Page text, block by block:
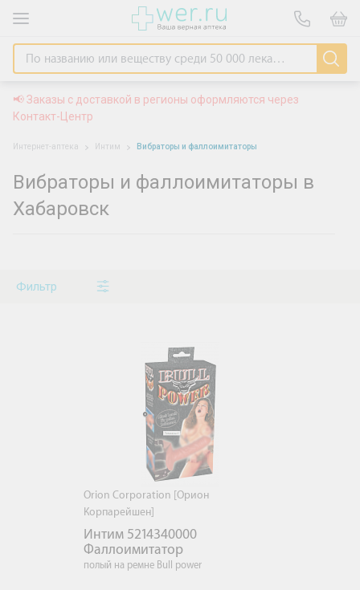
📢 Заказы с доставкой в регионы оформляются через
Контакт-Центр
Интернет-аптека Интим Вибраторы и фаллоимитаторы
Вибраторы и фаллоимитаторы в
Хабаровск
Фильтр
Orion Corporation [Орион
Корпарейшен]
Интим 5214340000
Фаллоимитатор
полый на ремне Bull power